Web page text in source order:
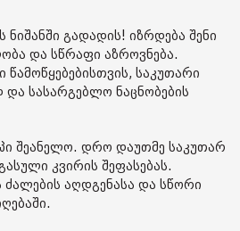
ნიშანში გადადის! იზრდება შენი
და სწრაფი აზროვნება.
საკუთარი
და სასარგებლო ნაცნობების
შეანელო. დრო დაუთმე საკუთარ
კვირის შეფასებას.
ძალების აღდგენასა და სწორი